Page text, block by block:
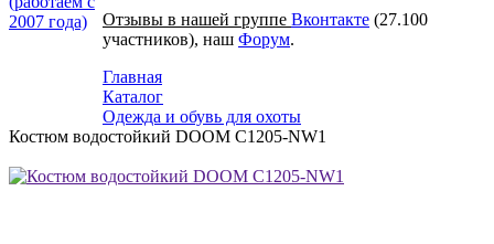
Отзывы в нашей группе Вконтакте (27.100
участников), наш Форум.
Главная
Каталог
Одежда и обувь для охоты
Костюм водостойкий DOOM C1205-NW1